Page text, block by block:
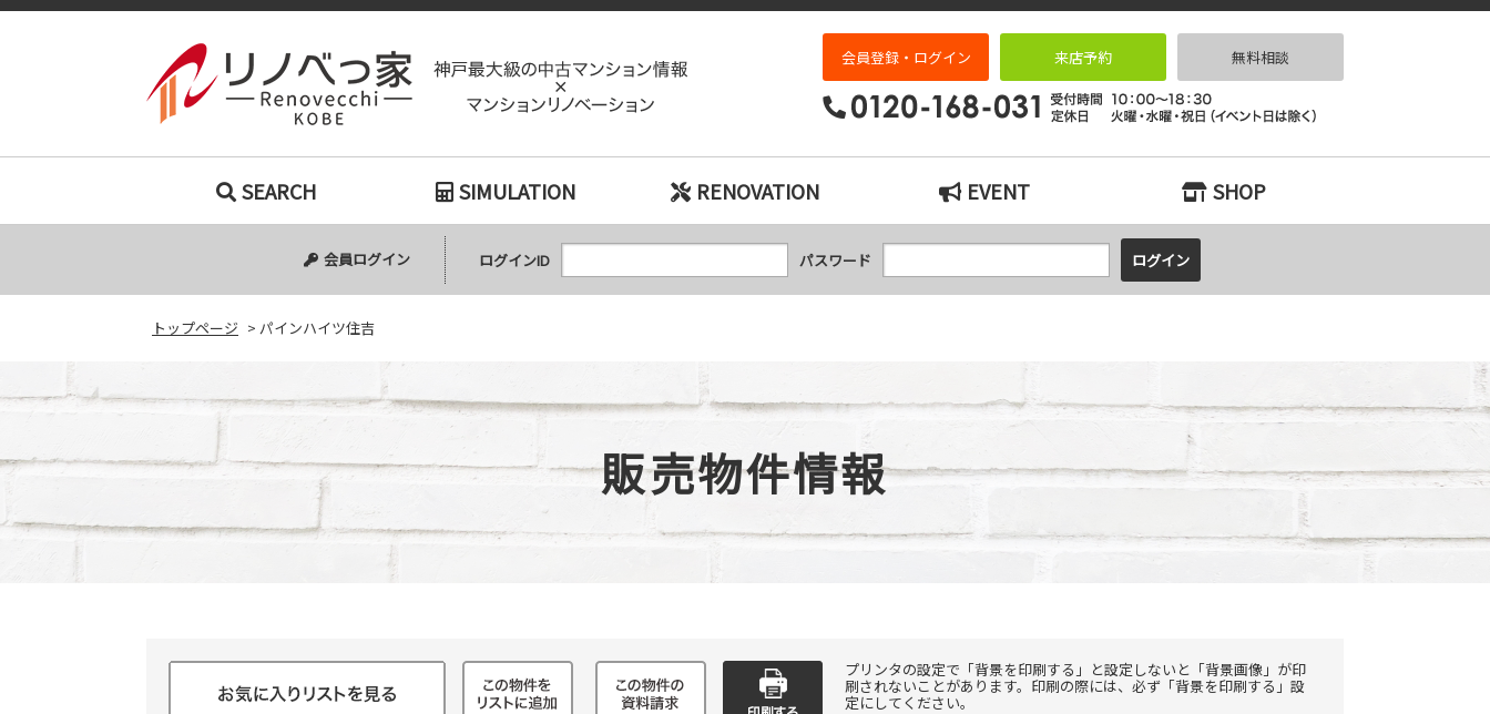
パインハイツ住吉｜神戸市の中古マンション検索とリノベーションなら｜リノベっ家（リノベッチ）KOBE
会員登録・ログイン 来店予約 無料相談
SEARCH SIMULATION RENOVATION EVENT SHOP
会員ログイン ログインID パスワード
トップページ > パインハイツ住吉
販売物件情報
プリンタの設定で「背景を印刷する」と設定しないと「背景画像」が印
刷されないことがあります。印刷の際には、必ず「背景を印刷する」設
定にしてください。